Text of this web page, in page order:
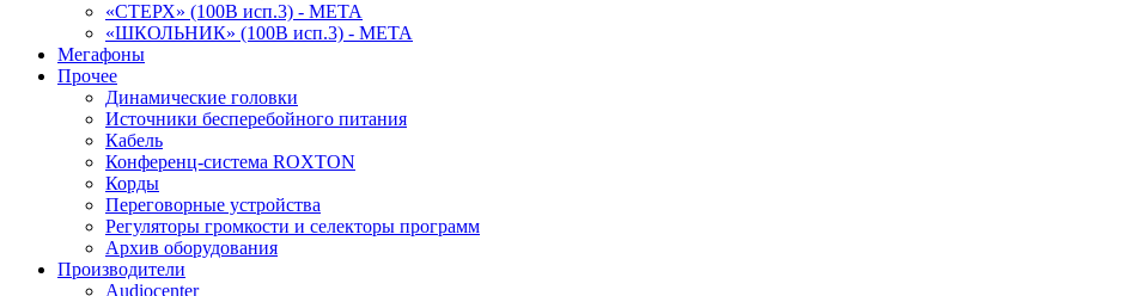
«СТЕРХ» (100В исп.3) - МЕТА
«ШКОЛЬНИК» (100В исп.3) - МЕТА
Мегафоны
Прочее
Динамические головки
Источники бесперебойного питания
Кабель
Конференц-система ROXTON
Корды
Переговорные устройства
Регуляторы громкости и селекторы программ
Архив оборудования
Производители
Audiocenter